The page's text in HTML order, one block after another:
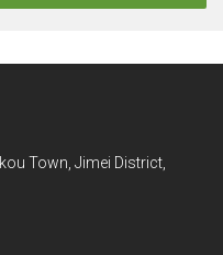
Town, Jimei District,